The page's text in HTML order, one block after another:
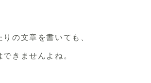
の文章を書いても、
きませんよね。